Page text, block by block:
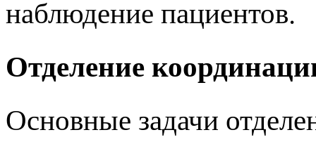
наблюдение пациентов.
Отделение
Основные задачи